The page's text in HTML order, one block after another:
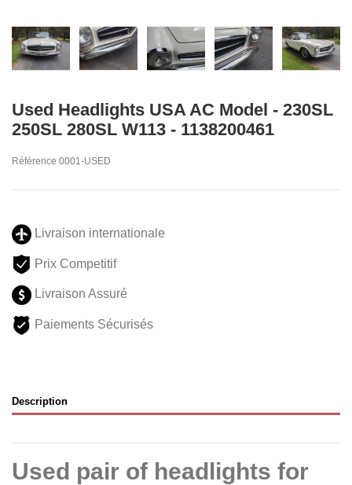
Used Headlights USA AC Model - 230SL
250SL 280SL W113 - 1138200461
Référence 0001-USED
Livraison internationale
Prix Competitif
Livraison Assuré
Paiements Sécurisés
Description
Used pair of headlights for